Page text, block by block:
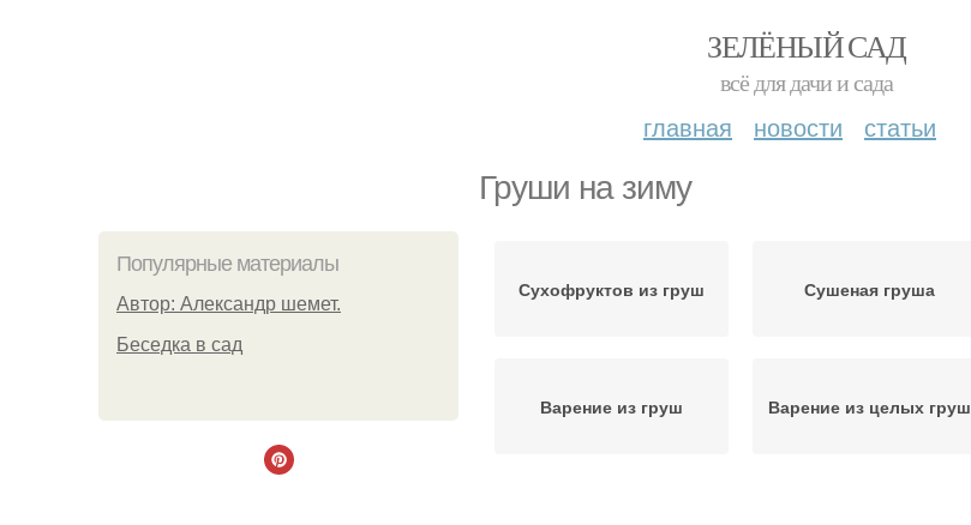
ЗЕЛЁНЫЙ САД
всё для дачи и сада
главная новости статьи
Груши на зиму
Популярные материалы
Автор: Александр шемет.
Беседка в сад
Сухофруктов из груш Сушеная груша
Варение из груш Варение из целых груш